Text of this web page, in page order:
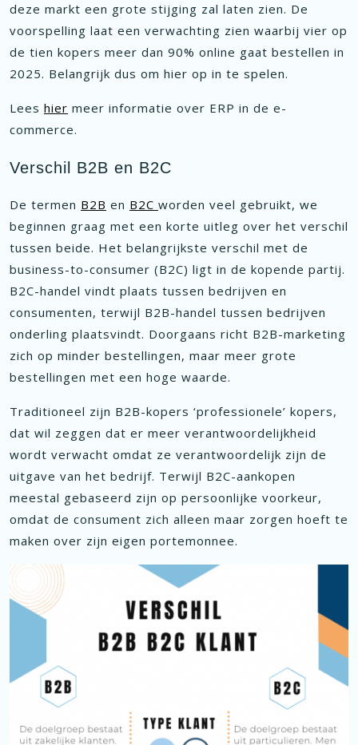
deze markt een grote stijging zal laten zien. De
voorspelling laat een verwachting zien waarbij vier op
de tien kopers meer dan 90% online gaat bestellen in
2025. Belangrijk dus om hier op in te spelen.
Lees hier meer informatie over ERP in de e-
commerce.
Verschil B2B en B2C
De termen B2B en B2C worden veel gebruikt, we
beginnen graag met een korte uitleg over het verschil
tussen beide. Het belangrijkste verschil met de
business-to-consumer (B2C) ligt in de kopende partij.
B2C-handel vindt plaats tussen bedrijven en
consumenten, terwijl B2B-handel tussen bedrijven
onderling plaatsvindt. Doorgaans richt B2B-marketing
zich op minder bestellingen, maar meer grote
bestellingen met een hoge waarde.
Traditioneel zijn B2B-kopers ‘professionele’ kopers,
dat wil zeggen dat er meer verantwoordelijkheid
wordt verwacht omdat ze verantwoordelijk zijn de
uitgave van het bedrijf. Terwijl B2C-aankopen
meestal gebaseerd zijn op persoonlijke voorkeur,
omdat de consument zich alleen maar zorgen hoeft te
maken over zijn eigen portemonnee.